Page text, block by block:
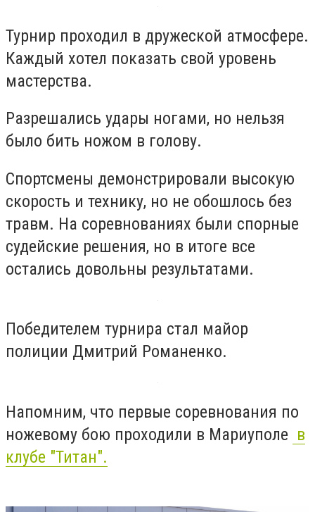
Турнир проходил в дружеской атмосфере.
Каждый хотел показать свой уровень
мастерства.
Разрешались удары ногами, но нельзя
было бить ножом в голову.
Спортсмены демонстрировали высокую
скорость и технику, но не обошлось без
травм. На соревнованиях были спорные
судейские решения, но в итоге все
остались довольны результатами.
Победителем турнира стал майор
полиции Дмитрий Романенко.
Напомним, что первые соревнования по
ножевому бою проходили в Мариуполе в
клубе "Титан".